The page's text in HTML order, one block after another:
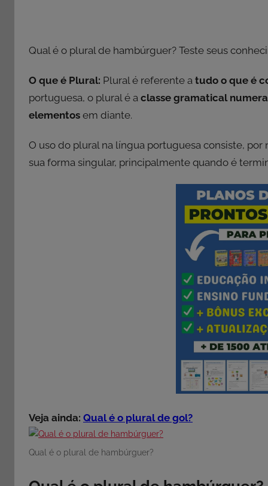
Qual é o plural de hambúrguer? Teste seus
O que é Plural: Plural é referente a tudo o que é
portuguesa, o plural é a classe gramatical
elementos em diante.
O uso do plural na língua portuguesa consiste, por
sua forma singular, principalmente quando é
Veja ainda: Qual é o plural de gol?
Qual é o plural de hambúrguer?